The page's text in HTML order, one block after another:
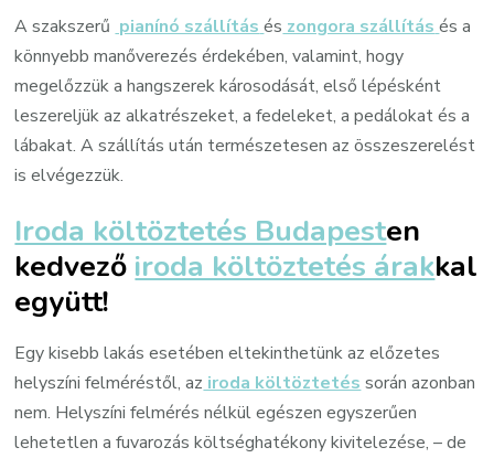
A szakszerű pianínó szállítás és zongora szállítás és a
könnyebb manőverezés érdekében, valamint, hogy
megelőzzük a hangszerek károsodását, első lépésként
leszereljük az alkatrészeket, a fedeleket, a pedálokat és a
lábakat. A szállítás után természetesen az összeszerelést
is elvégezzük.
Iroda költöztetés Budapesten
kedvező iroda költöztetés árakkal
együtt!
Egy kisebb lakás esetében eltekinthetünk az előzetes
helyszíni felméréstől, az iroda költöztetés során azonban
nem. Helyszíni felmérés nélkül egészen egyszerűen
lehetetlen a fuvarozás költséghatékony kivitelezése, – de